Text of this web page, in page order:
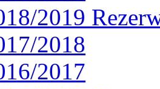
2019
2018
2017